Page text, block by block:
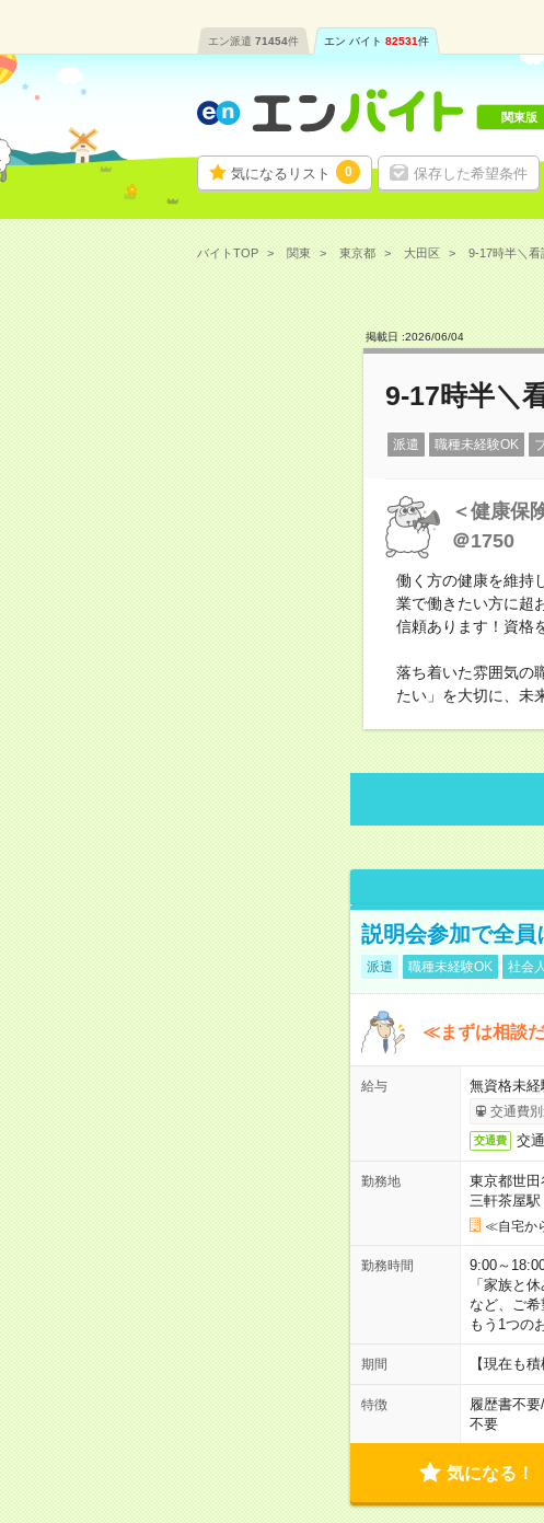
エン派遣 71454件 エン バイト 82531件
気になるリスト 0 保存した希望条件
関東版
バイトTOP 関東 東京都 大田区 9-17時半＼
掲載日 :2026/06/04
9-17時半＼
派遣 職種未経験OK
＜健康保
＠1750
働く方の健康を維持
業で働きたい方に超
信頼あります！資格
落ち着いた雰囲気の
たい」を大切に、未
説明会参加で全
派遣 職種未経験OK 社会
≪まずは相談
給与 無資格未
交通費
交通費 交
勤務地
東京都世田
三軒茶屋駅
≪自宅か
勤務時間
9:00～
「家族と
など、ご
もう1つの
期間 【現在も
特徴 履歴書不要/
不要
気になる！